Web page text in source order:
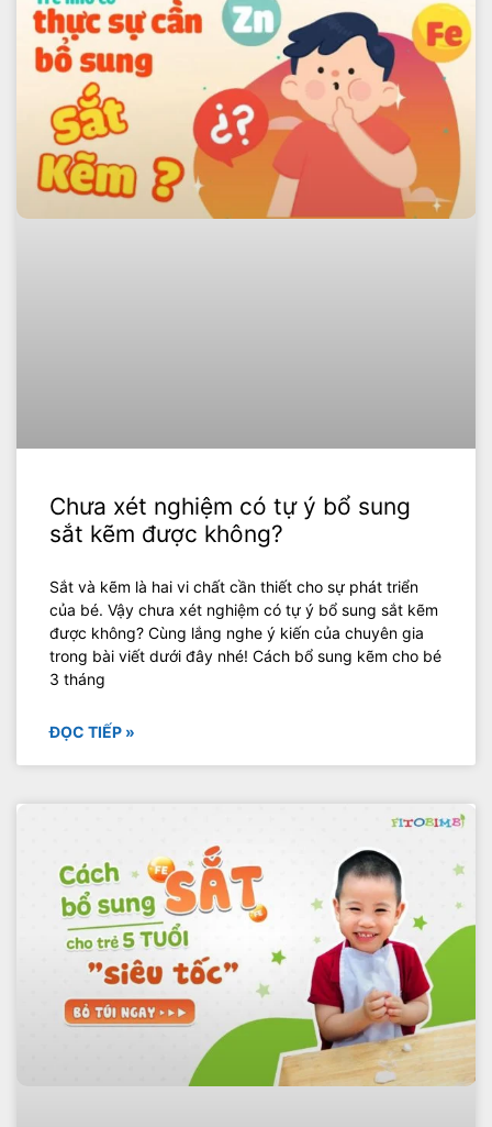
Chưa xét nghiệm có tự ý bổ sung
sắt kẽm được không?
Sắt và kẽm là hai vi chất cần thiết cho sự phát triển
của bé. Vậy chưa xét nghiệm có tự ý bổ sung sắt kẽm
được không? Cùng lắng nghe ý kiến của chuyên gia
trong bài viết dưới đây nhé! Cách bổ sung kẽm cho bé
3 tháng
ĐỌC TIẾP »